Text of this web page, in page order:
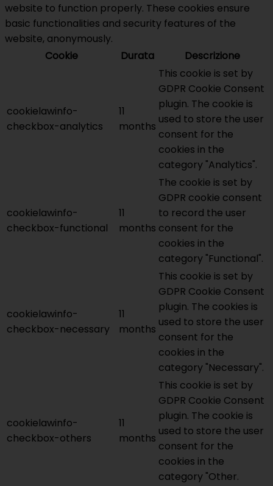
website to function properly. These cookies ensure
basic functionalities and security features of the
website, anonymously.
Cookie
Durata Descrizione
cookielawinfo-
checkbox-analytics
11
months
This cookie is set by
GDPR Cookie Consent
plugin. The cookie is
used to store the user
consent for the
cookies in the
category "Analytics".
cookielawinfo-
checkbox-functional
11
months
The cookie is set by
GDPR cookie consent
to record the user
consent for the
cookies in the
category "Functional".
cookielawinfo-
checkbox-necessary
11
months
This cookie is set by
GDPR Cookie Consent
plugin. The cookies is
used to store the user
consent for the
cookies in the
category "Necessary".
cookielawinfo-
checkbox-others
11
months
This cookie is set by
GDPR Cookie Consent
plugin. The cookie is
used to store the user
consent for the
cookies in the
category "Other.